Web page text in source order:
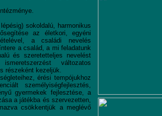
sokoldalú, harmonikus
az életkori, egyéni
a családi nevelés
a család, a mi feladatunk
és szeretetteljes nevelést
változatos
részeként kezeljük.
érési tempójukhoz
személyiségfejlesztés,
gyermekek fejlesztése, a
a játékba és szervezetten,
csökkentjük a meglévő